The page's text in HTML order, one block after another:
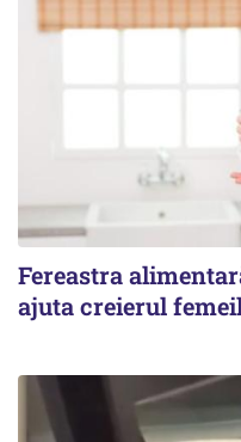
Fereastra
ajuta creierul